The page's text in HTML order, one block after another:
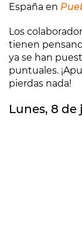
España en
Los
tienen
ya se han
puntuales.
pierdas nada!
Lunes, 8